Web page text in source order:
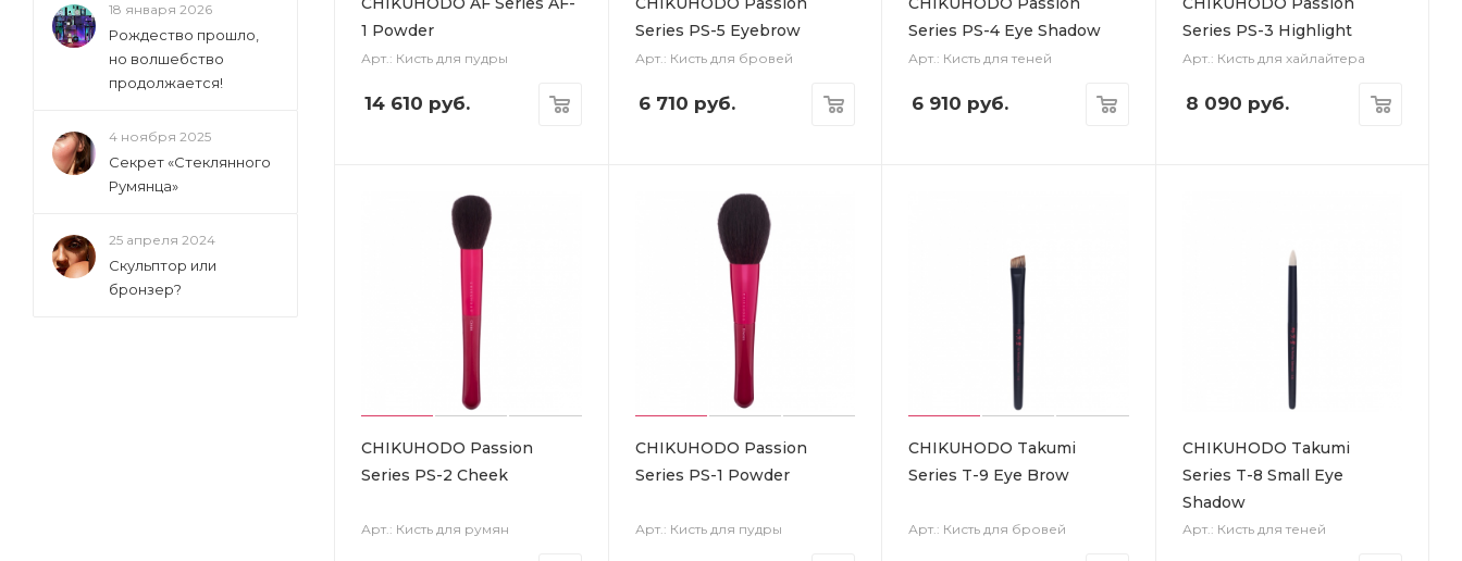
1 Powder
Арт.: Кисть для пудры
14 610 руб.
Series PS-5 Eyebrow
Арт.: Кисть для бровей
6 710 руб.
Series PS-4 Eye Shadow
Арт.: Кисть для теней
6 910 руб.
Series PS-3 Highlight
Арт.: Кисть для хайлайтера
8 090 руб.
CHIKUHODO Passion
Series PS-2 Cheek
Арт.: Кисть для румян
CHIKUHODO Passion
Series PS-1 Powder
Арт.: Кисть для пудры
CHIKUHODO Takumi
Series T-9 Eye Brow
Арт.: Кисть для бровей
CHIKUHODO Takumi
Series T-8 Small Eye
Shadow
Арт.: Кисть для теней
18 января 2026
Рождество прошло,
но волшебство
продолжается!
4 ноября 2025
Секрет «Стеклянного
Румянца»
25 апреля 2024
Скульптор или
бронзер?